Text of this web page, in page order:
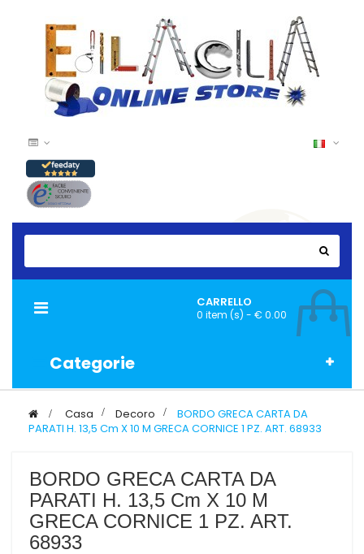
CARRELLO
0 item (s) - € 0.00
Categorie
Navigazione
> Casa > Decoro >
BORDO GRECA CARTA DA
PARATI H. 13,5 Cm X 10 M GRECA CORNICE 1 PZ. ART. 68933
BORDO GRECA CARTA DA
PARATI H. 13,5 Cm X 10 M
GRECA CORNICE 1 PZ. ART.
68933